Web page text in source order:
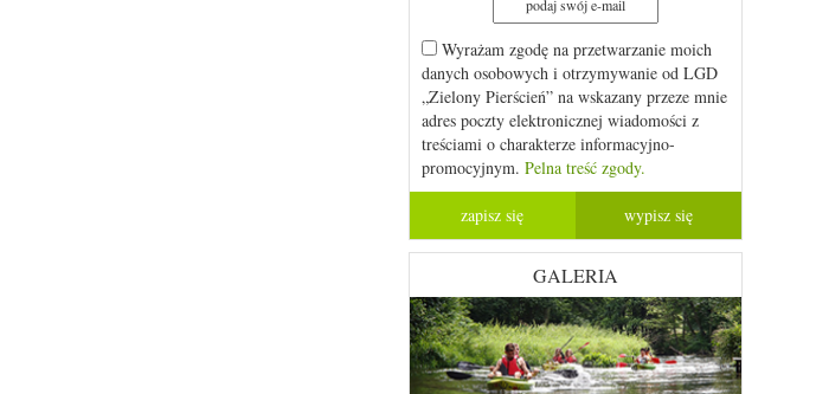
Wyrażam zgodę na przetwarzanie moich
danych osobowych i otrzymywanie od LGD
„Zielony Pierścień” na wskazany przeze mnie
adres poczty elektronicznej wiadomości z
treściami o charakterze informacyjno-
promocyjnym. Pelna treść zgody.
GALERIA